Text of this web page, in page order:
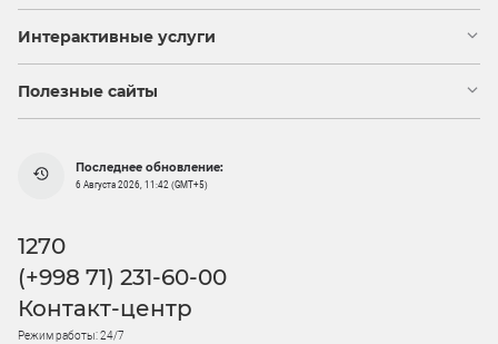
Интерактивные услуги
Полезные сайты
Последнее обновление:
6 Августа 2026, 11:42 (GMT+5)
1270
(+998 71) 231-60-00
Контакт-центр
Режим работы: 24/7